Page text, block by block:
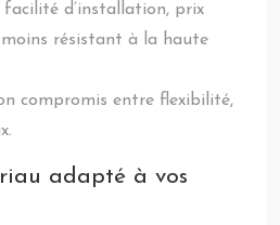
facilité d’installation, prix
résistant à la haute
compromis entre flexibilité,
adapté à vos